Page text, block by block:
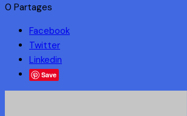
0 Partages
Facebook
Twitter
Linkedin
Save